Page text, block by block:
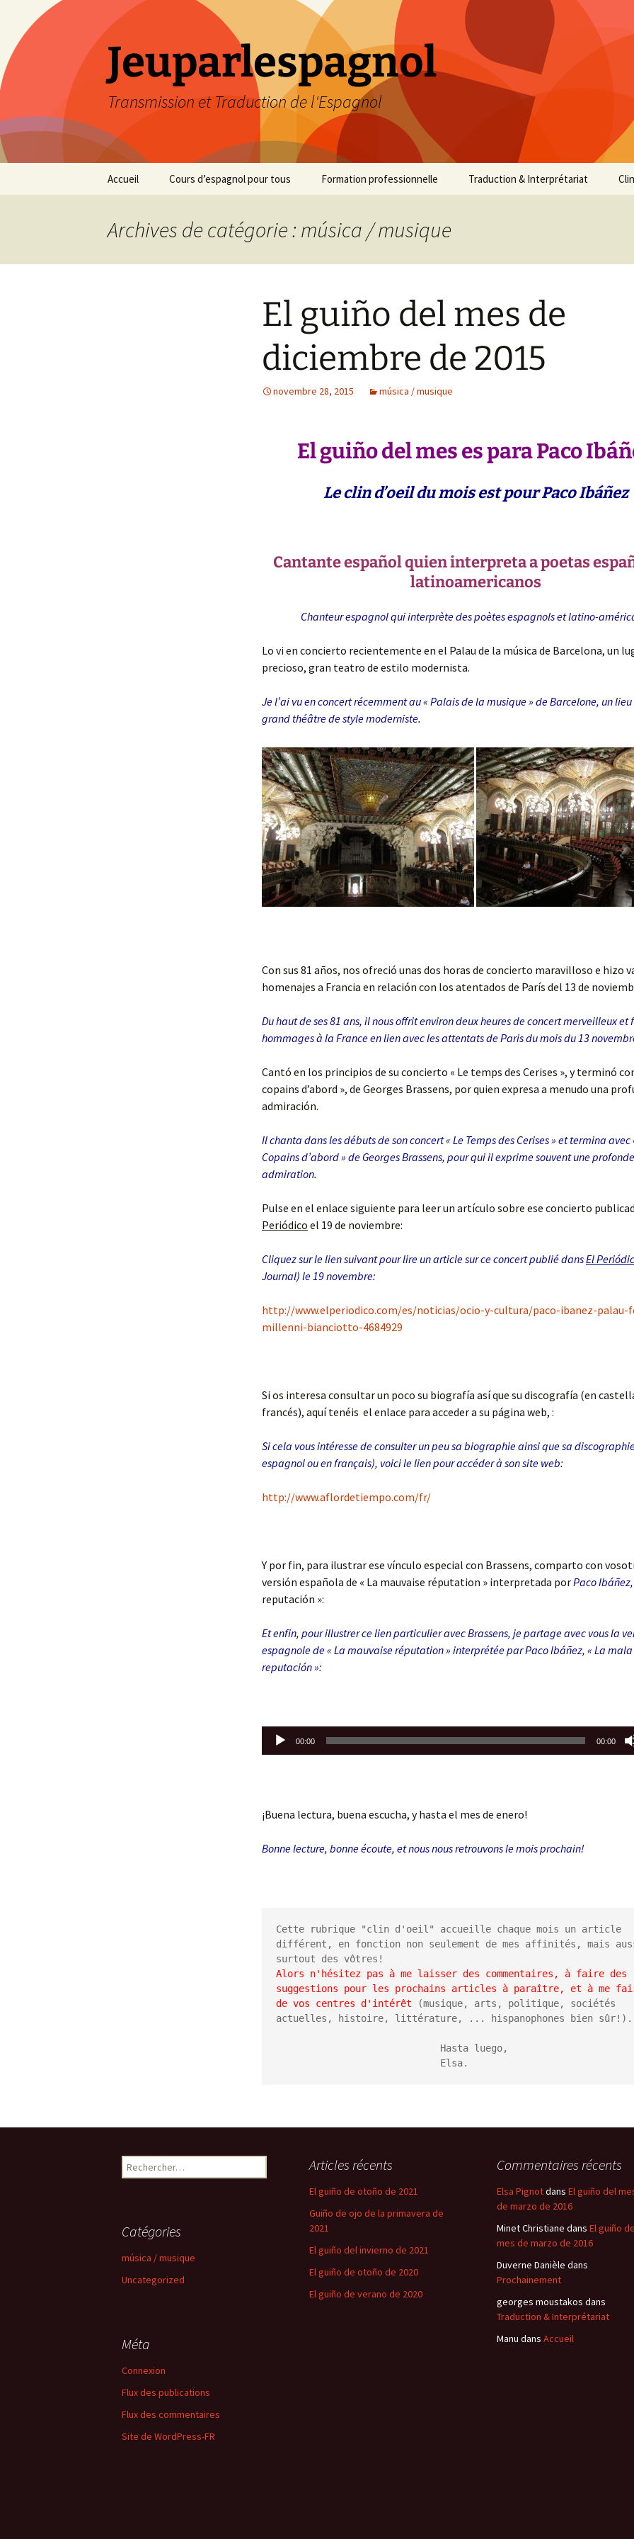
contenu
Jeuparlespagnol
Transmission et Traduction de l'Espagnol
Accueil Cours d’espagnol pour tous
Cours individuels &
Formation professionnelle Traduction & Interprétariat
Tarifs
Archives de catégorie : música / musique
El guiño del mes de
diciembre de 2015
novembre 28, 2015 música / musique
El guiño del mes es para Paco
Le clin d’oeil du mois est pour Paco Ibáñez
Cantante español quien interpreta a poetas
latinoamericanos
Chanteur espagnol qui interprète des poètes espagnols et latino-
Lo vi en concierto recientemente en el Palau de la música de Barcelona, un
precioso, gran teatro de estilo modernista.
Je l’ai vu en concert récemment au « Palais de la musique » de Barcelone, un
grand théâtre de style moderniste.
Con sus 81 años, nos ofreció unas dos horas de concierto maravilloso e hizo
homenajes a Francia en relación con los atentados de París del 13 de
Du haut de ses 81 ans, il nous offrit environ deux heures de concert merveilleux et
hommages à la France en lien avec les attentats de Paris du mois du 13
Cantó en los principios de su concierto « Le temps des Cerises », y terminó
copains d’abord », de Georges Brassens, por quien expresa a menudo una
admiración.
Il chanta dans les débuts de son concert « Le Temps des Cerises » et termina avec
Copains d’abord » de Georges Brassens, pour qui il exprime souvent une profonde
admiration.
Pulse en el enlace siguiente para leer un artículo sobre ese concierto
Periódico el 19 de noviembre:
Cliquez sur le lien suivant pour lire un article sur ce concert publié dansEl
Journal) le 19 novembre:
http://www.elperiodico.com/es/noticias/ocio-y-cultura/paco-ibanez-palau-
millenni-bianciotto-4684929
Si os interesa consultar un poco su biografía así que su discografía (en
francés), aquí tenéis el enlace para acceder a su página web, :
Si cela vous intéresse de consulter un peu sa biographie ainsi que sa
espagnol ou en français), voici le lien pour accéder à son site web:
http://www.aflordetiempo.com/fr/
Y por fin, para ilustrar ese vínculo especial con Brassens, comparto con
versión española de « La mauvaise réputation » interpretada porPaco Ibáñez,
reputación »:
Et enfin, pour illustrer ce lien particulier avec Brassens, je partage avec vous la
espagnole de « La mauvaise réputation » interprétée par Paco Ibáñez, « La mala
reputación »:
Lecteur
audio
00:00 00:00
¡Buena lectura, buena escucha, y hasta el mes de enero!
Bonne lecture, bonne écoute, et nous nous retrouvons le mois prochain!
Cette rubrique "clin d'oeil" accueille chaque mois un article
différent, en fonction non seulement de mes affinités, mais
Alors n'hésitez pas à me laisser des commentaires, à faire des
suggestions pour les prochains articles à paraître, et à me
de vos centres d'intérêt
(musique, arts, politique, sociétés
actuelles, histoire, littérature, ... hispanophones bien sûr!).
                             Elsa.
Rechercher : Articles récents
El guiño de otoño de 2021
Guiño de ojo de la primavera de
2021
El guiño del invierno de 2021
El guiño de otoño de 2020
El guiño de verano de 2020
Commentaires récents
Elsa Pignotdans El guiño del
de marzo de 2016
Minet Christiane dans El guiño
mes de marzo de 2016
Duverne Danièle dans
Prochainement
georges moustakos dans
Traduction & Interprétariat
Manu dans Accueil
Catégories
música / musique
Uncategorized
Méta
Connexion
Flux des publications
Flux des commentaires
Site de WordPress-FR